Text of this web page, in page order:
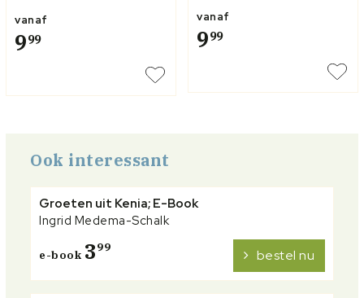
vanaf
999
vanaf
999
Ook interessant
Groeten uit Kenia; E-Book
Ingrid Medema-Schalk
e-book 399 bestel nu